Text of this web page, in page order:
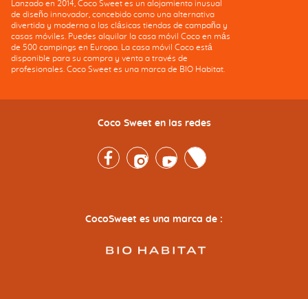
Lanzado en 2014, Coco Sweet es un alojamiento inusual
de diseño innovador, concebido como una alternativa
divertida y moderna a las clásicas tiendas de campaña y
casas móviles. Puedes alquilar la casa móvil Coco en más
de 500 campings en Europa. La casa móvil Coco está
disponible para su compra y venta a través de
profesionales. Coco Sweet es una marca de BIO Habitat.
Coco Sweet en las redes
FacebookInstagramYoutubeTwitter
CocoSweet es una marca de :